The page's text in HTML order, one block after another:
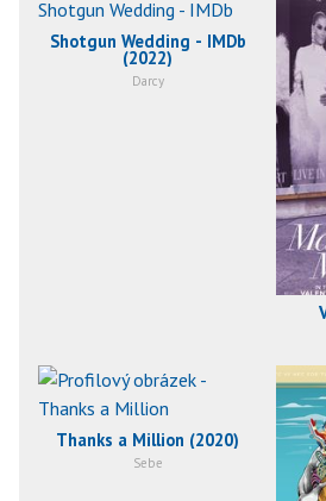
Shotgun Wedding - IMDb
(2022)
Darcy
Thanks a Million (2020)
Sebe